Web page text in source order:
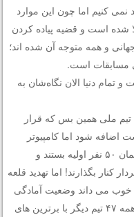
کنیم اما چون این موارد
شده است و قضیه پیاده کردن
و همه متوجه آن شده اند؛
مسابقات است.
تمام دنیا الان نگاه‌شان به
ملی همین بس که قرار
شود اما کامپیوتر
قلعه نویی یعنی سعید الهویی حساب را با همان ۵۰ نفر اولیه بستند و
کنار بگذارند! اما تهدید قلعه
خوب می داند وضعیت آمادگی
تیم ملی و ضعف نیمکت فنی ما در حالیکه همه ۴۷ تیم دیگر با برترین های